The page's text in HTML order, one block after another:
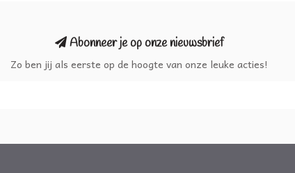
Abonneer je op onze nieuwsbrief
Zo ben jij als eerste op de hoogte van onze leuke acties!